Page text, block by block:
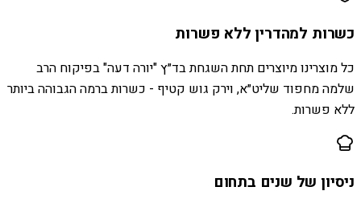
כשרות למהדרין ללא פשרות
כל מוצרינו מיוצרים תחת השגחת בד״ץ "יורה דעה" בפיקוח הרב
שלמה מחפוד שליט״א, וירק גוש קטיף - כשרות ברמה הגבוהה ביותר
ללא פשרות.
ניסיון של שנים בתחום